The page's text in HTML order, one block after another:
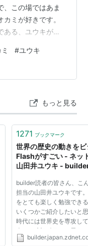
、この場ではあま
ミが好きです。
ある、ユウキが亡
バカップルすぎ
いった一般的な
かしいくらいに愛
２匹の間には仔狼
#ユウキ
もっと見る
1271 ブックマーク
世界の歴史の動きを
Flashがすごい - ネッ
山田井ユウキ -
builder読者の皆さん、こ
担当の山田井ユウキです
をとても楽しく勉強でき
いくつかご紹介したいと
時代には世界史を専攻し
史って暗記科目だと思う
ってしまうんですよね。